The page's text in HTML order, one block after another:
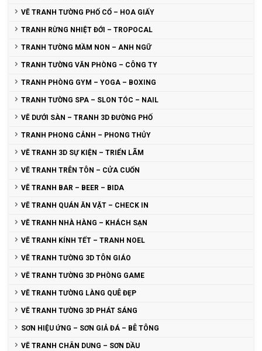
VẼ TRANH TƯỜNG PHỐ CỔ – HOA GIẤY
TRANH RỪNG NHIỆT ĐỚI – TROPOCAL
TRANH TƯỜNG MẦM NON – ANH NGỮ
TRANH TƯỜNG VĂN PHÒNG – CÔNG TY
TRANH PHÒNG GYM – YOGA – BOXING
TRANH TƯỜNG SPA – SLON TÓC – NAIL
VẼ DƯỚI SÀN – TRANH 3D ĐƯỜNG PHỐ
TRANH PHONG CẢNH – PHONG THỦY
VẼ TRANH 3D SỰ KIỆN – TRIỂN LÃM
VẼ TRANH TRÊN TÔN – CỬA CUỐN
VẼ TRANH BAR – BEER – BIDA
VẼ TRANH QUÁN ĂN VẶT – CHECK IN
VẼ TRANH NHÀ HÀNG – KHÁCH SẠN
VẼ TRANH KÍNH TẾT – TRANH NOEL
VẼ TRANH TƯỜNG 3D TÔN GIÁO
VẼ TRANH TƯỜNG 3D PHÒNG GAME
VẼ TRANH TƯỜNG LÀNG QUÊ ĐẸP
VẼ TRANH TƯỜNG 3D PHÁT SÁNG
SƠN HIỆU ỨNG – SƠN GIẢ ĐÁ – BÊ TÔNG
VẼ TRANH CHÂN DUNG – SƠN DẦU